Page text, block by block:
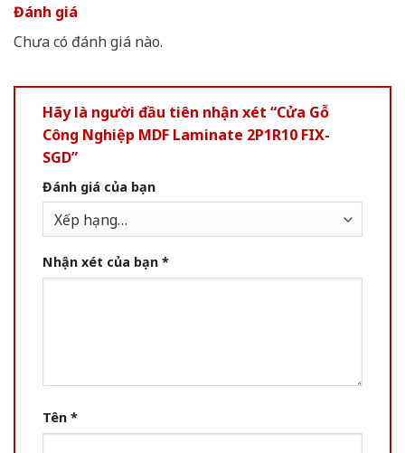
Đánh giá
Chưa có đánh giá nào.
Hãy là người đầu tiên nhận xét “Cửa Gỗ
Công Nghiệp MDF Laminate 2P1R10 FIX-
SGD”
Đánh giá của bạn
Nhận xét của bạn *
Tên *